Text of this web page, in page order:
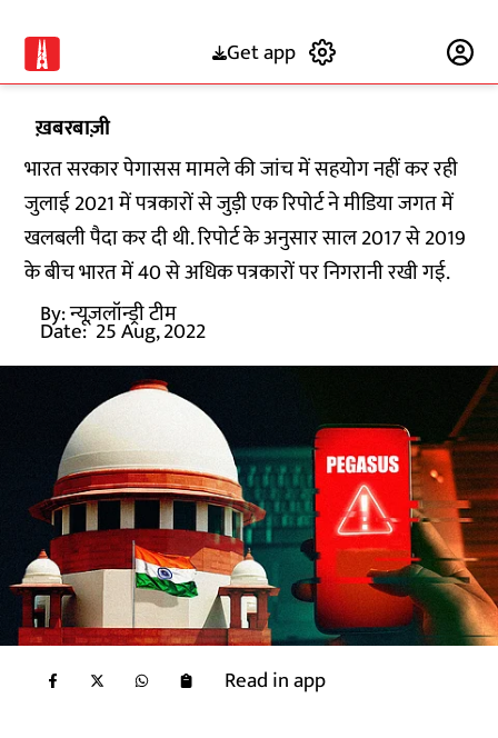
Get app
ख़बरबाज़ी
भारत सरकार पेगासस मामले की जांच में सहयोग नहीं कर रही
जुलाई 2021 में पत्रकारों से जुड़ी एक रिपोर्ट ने मीडिया जगत में
खलबली पैदा कर दी थी. रिपोर्ट के अनुसार साल 2017 से 2019
के बीच भारत में 40 से अधिक पत्रकारों पर निगरानी रखी गई.
By:न्यूज़लॉन्ड्री टीम
Date: 25 Aug, 2022
Read in app